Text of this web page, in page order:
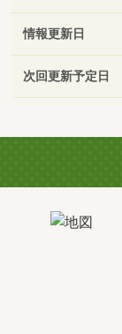
情報更新日
次回更新予定日